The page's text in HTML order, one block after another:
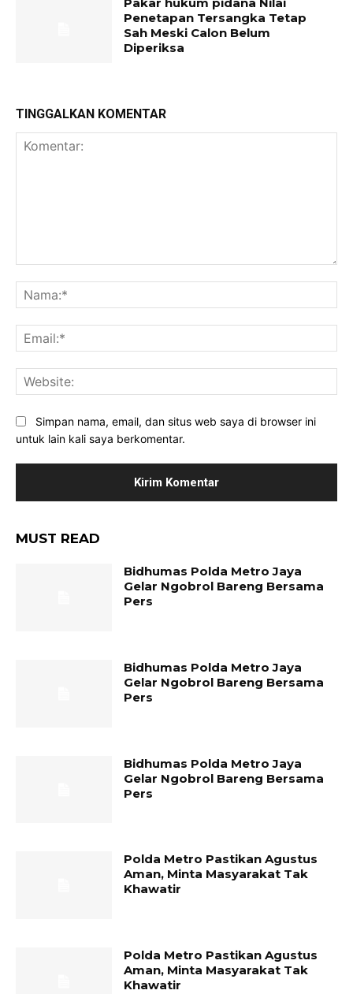
Pakar hukum pidana Nilai
Penetapan Tersangka Tetap
Sah Meski Calon Belum
Diperiksa
TINGGALKAN KOMENTAR
Simpan nama, email, dan situs web saya di browser ini
untuk lain kali saya berkomentar.
MUST READ
Bidhumas Polda Metro Jaya
Gelar Ngobrol Bareng Bersama
Pers
Bidhumas Polda Metro Jaya
Gelar Ngobrol Bareng Bersama
Pers
Bidhumas Polda Metro Jaya
Gelar Ngobrol Bareng Bersama
Pers
Polda Metro Pastikan Agustus
Aman, Minta Masyarakat Tak
Khawatir
Polda Metro Pastikan Agustus
Aman, Minta Masyarakat Tak
Khawatir